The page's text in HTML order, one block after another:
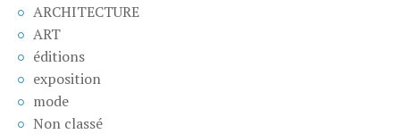
ARCHITECTURE
ART
éditions
exposition
mode
Non classé